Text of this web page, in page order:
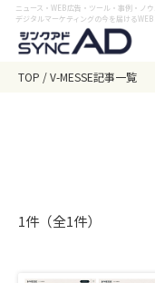
ニュース・WEB広告・ツール・事例・ノ
デジタルマーケティングの今を届ける
TOP V-MESSE記事一覧
1件（全1件）